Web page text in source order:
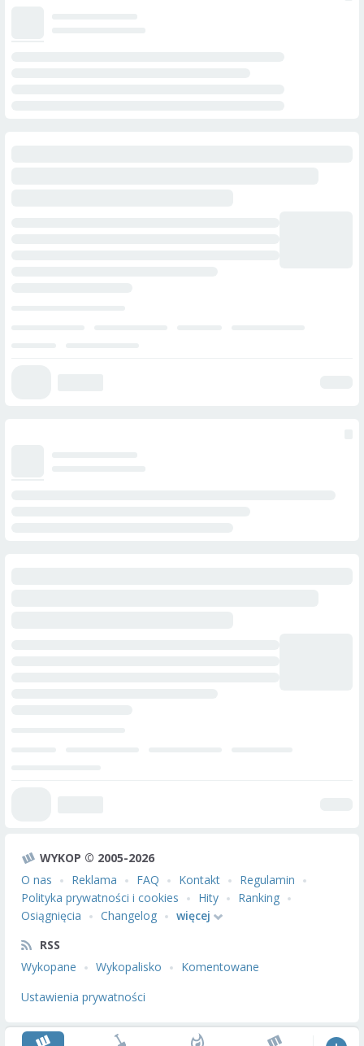
WYKOP © 2005-2026
O nas
Reklama FAQ Kontakt
Regulamin
Polityka prywatności i cookies
Hity
Ranking
Osiągnięcia
Changelog
więcej
RSS
Wykopane
Wykopalisko
Komentowane
Ustawienia prywatności